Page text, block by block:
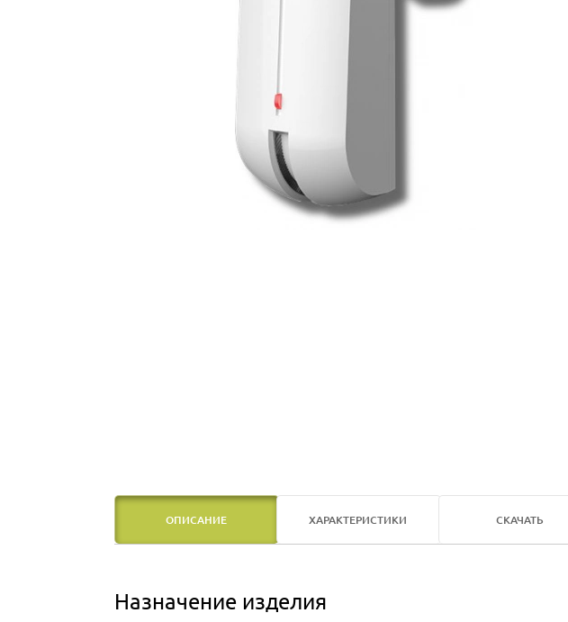
ОПИСАНИЕ ХАРАКТЕРИСТИКИ СКАЧАТЬ
Назначение изделия